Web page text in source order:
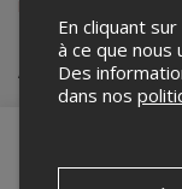
Achat de
En cliquant
à ce que nous
Des
dans nos